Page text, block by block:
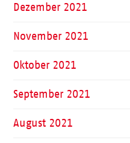
Dezember 2021
November 2021
Oktober 2021
September 2021
August 2021